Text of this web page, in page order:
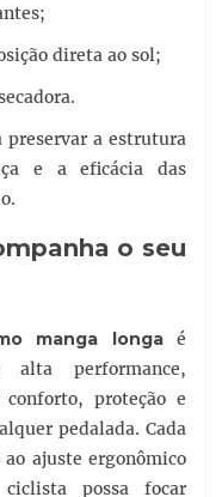
direta ao sol;
preservar a estrutura
e a eficácia das
o seu
manga longaé
performance,
conforto, proteção e
pedalada. Cada
ajuste ergonômico
possa focar